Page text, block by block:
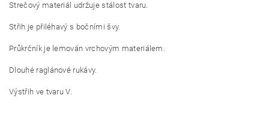
Strečový materiál udržuje stálost tvaru.
Střih je přiléhavý s bočními švy.
Průkrčník je lemován vrchovým materiálem.
Dlouhé raglánové rukávy.
Výstřih ve tvaru V.